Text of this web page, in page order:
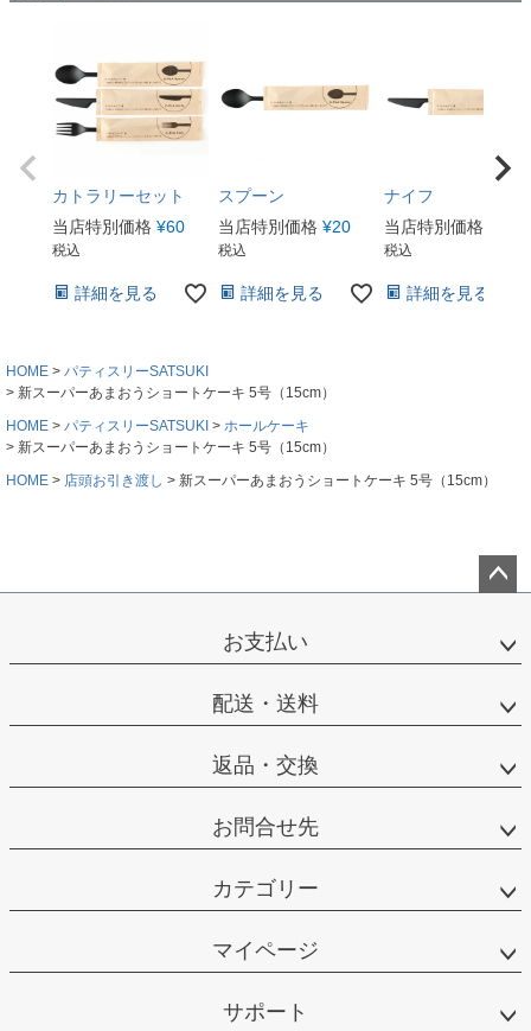
カトラリーセット
当店特別価格 ¥60
税込
詳細を見る
スプーン
当店特別価格 ¥20
税込
詳細を見る
ナイフ
当店特別価格
税込
詳細を見る
HOME
パティスリーSATSUKI
新スーパーあまおうショートケーキ 5号（15cm）
HOME
パティスリーSATSUKI
ホールケーキ
新スーパーあまおうショートケーキ 5号（15cm）
HOME
店頭お引き渡し 新スーパーあまおうショートケーキ 5号（15cm）
ップ
お支払い
配送・送料
返品・交換
お問合せ先
カテゴリー
マイページ
サポート